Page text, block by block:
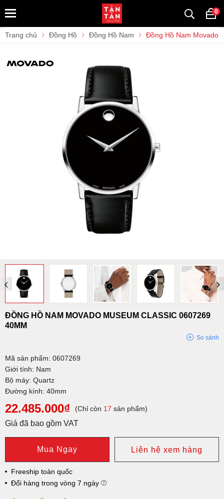
0
Trang chủ Đồng Hồ Đồng Hồ Nam Đồng Hồ Nam Movado
‹ ›
ĐỒNG HỒ NAM MOVADO MUSEUM CLASSIC 0607269
40MM
So sánh
Mã sản phẩm: 0607269
Giới tính: Nam
Bộ máy: Quartz
Đường kính: 40mm
22.485.000₫ (Chỉ còn 17 sản phẩm)
Giá đã bao gồm VAT
Mua Ngay Liên hệ xem hàng
Freeship toàn quốc
Đổi hàng trong vòng 7 ngày